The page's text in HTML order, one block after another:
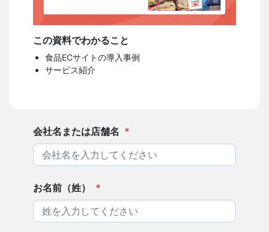
この資料でわかること
食品ECサイトの導入事例
サービス紹介
会社名または店舗名 *
お名前（姓） *